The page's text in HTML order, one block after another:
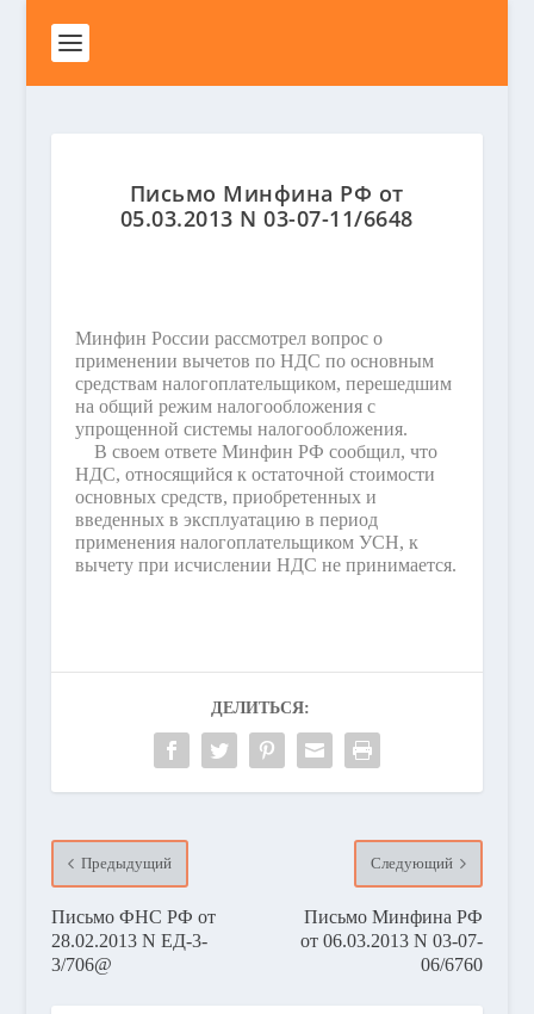
Письмо Минфина РФ от
05.03.2013 N 03-07-11/6648
Минфин России рассмотрел вопрос о
применении вычетов по НДС по основным
средствам налогоплательщиком, перешедшим
на общий режим налогообложения с
упрощенной системы налогообложения.
В своем ответе Минфин РФ сообщил, что
НДС, относящийся к остаточной стоимости
основных средств, приобретенных и
введенных в эксплуатацию в период
применения налогоплательщиком УСН, к
вычету при исчислении НДС не принимается.
ДЕЛИТЬСЯ:
Предыдущий
Письмо ФНС РФ от
28.02.2013 N ЕД-3-
3/706@
Следующий
Письмо Минфина РФ
от 06.03.2013 N 03-07-
06/6760